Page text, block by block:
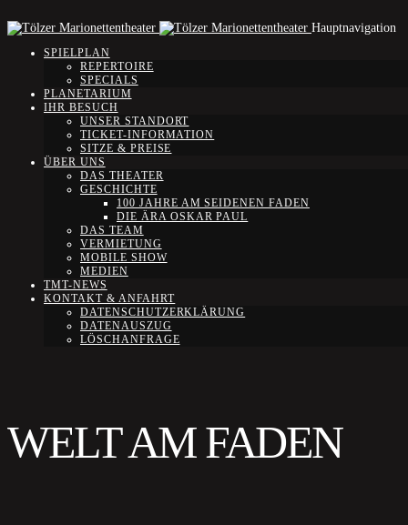
Hauptnavigation
SPIELPLAN
REPERTOIRE
SPECIALS
PLANETARIUM
IHR BESUCH
UNSER STANDORT
TICKET-INFORMATION
SITZE & PREISE
ÜBER UNS
DAS THEATER
GESCHICHTE
100 JAHRE AM SEIDENEN FADEN
DIE ÄRA OSKAR PAUL
DAS TEAM
VERMIETUNG
MOBILE SHOW
MEDIEN
TMT-NEWS
KONTAKT & ANFAHRT
DATENSCHUTZERKLÄRUNG
DATENAUSZUG
LÖSCHANFRAGE
WELT AM FADEN